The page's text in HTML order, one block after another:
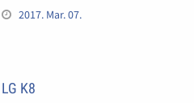
2017. Mar. 07.
LG K8